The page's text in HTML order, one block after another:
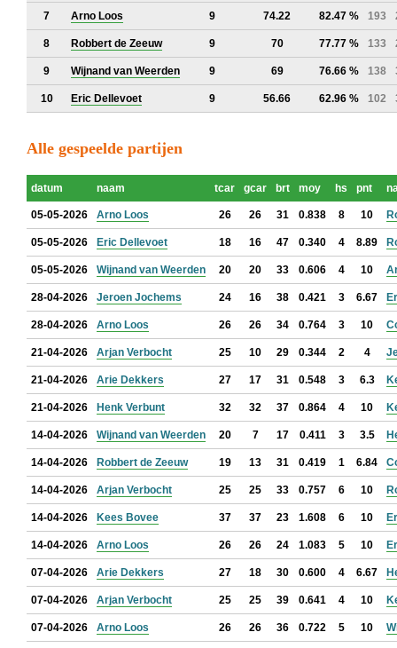
7 Arno Loos 9 74.22 82.47 % 193
8 Robbert de Zeeuw 9 70 77.77 % 133
9 Wijnand van Weerden 9 69 76.66 % 138
10 Eric Dellevoet 9 56.66 62.96 % 102
Alle gespeelde partijen
datum naam tcar gcar brt moy hs pnt
05-05-2026 Arno Loos 26 26 31 0.838 8 10
05-05-2026 Eric Dellevoet 18 16 47 0.340 4 8.89
05-05-2026 Wijnand van Weerden 20 20 33 0.606 4 10
28-04-2026 Jeroen Jochems 24 16 38 0.421 3 6.67
28-04-2026 Arno Loos 26 26 34 0.764 3 10
21-04-2026 Arjan Verbocht 25 10 29 0.344 2 4
21-04-2026 Arie Dekkers 27 17 31 0.548 3 6.3
21-04-2026 Henk Verbunt 32 32 37 0.864 4 10
14-04-2026 Wijnand van Weerden 20 7 17 0.411 3 3.5
14-04-2026 Robbert de Zeeuw 19 13 31 0.419 1 6.84
14-04-2026 Arjan Verbocht 25 25 33 0.757 6 10
14-04-2026 Kees Bovee 37 37 23 1.608 6 10
14-04-2026 Arno Loos 26 26 24 1.083 5 10
07-04-2026 Arie Dekkers 27 18 30 0.600 4 6.67
07-04-2026 Arjan Verbocht 25 25 39 0.641 4 10
07-04-2026 Arno Loos 26 26 36 0.722 5 10